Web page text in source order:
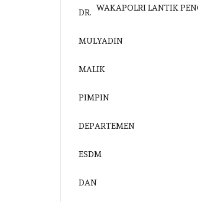
WAKAPOLRI LANTIK